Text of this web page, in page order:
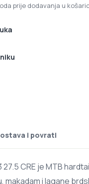
prije dodavanja u
i povrati
27.5 CRE je MTB
makadam i lagane